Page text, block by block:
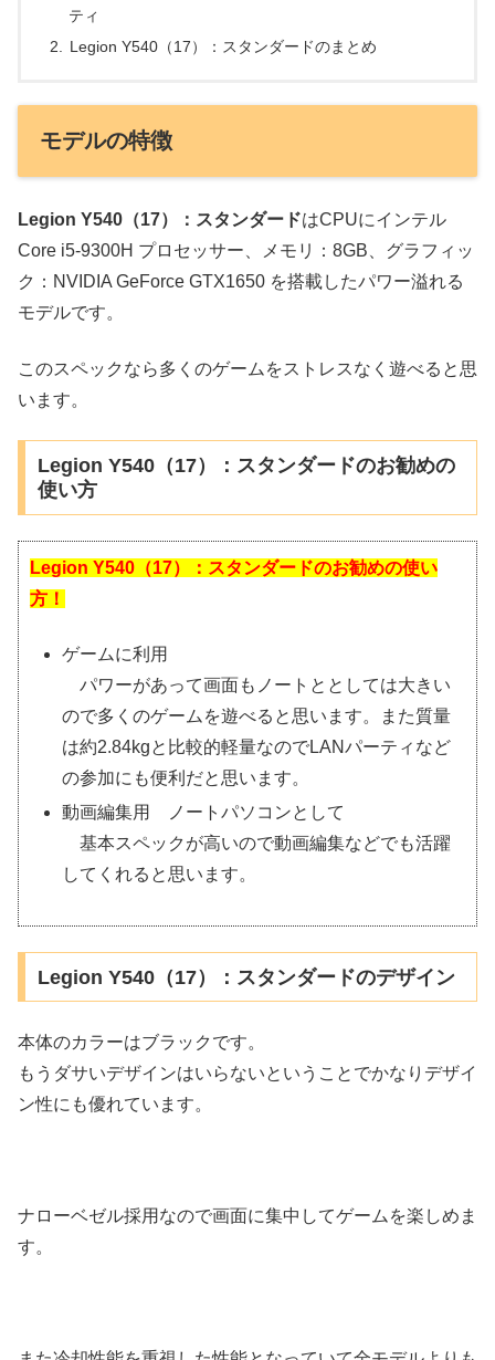
ティ
Legion Y540（17）：スタンダードのまとめ
モデルの特徴
Legion Y540（17）：スタンダードはCPUにインテル
Core i5-9300H プロセッサー、メモリ：8GB、グラフィッ
ク：NVIDIA GeForce GTX1650 を搭載したパワー溢れる
モデルです。
このスペックなら多くのゲームをストレスなく遊べると思
います。
Legion Y540（17）：スタンダードのお勧めの
使い方
Legion Y540（17）：スタンダードのお勧めの使い
方！
ゲームに利用
パワーがあって画面もノートととしては大きい
ので多くのゲームを遊べると思います。また質量
は約2.84kgと比較的軽量なのでLANパーティなど
の参加にも便利だと思います。
動画編集用 ノートパソコンとして
基本スペックが高いので動画編集などでも活躍
してくれると思います。
Legion Y540（17）：スタンダードのデザイン
本体のカラーはブラックです。
もうダサいデザインはいらないということでかなりデザイ
ン性にも優れています。
ナローベゼル採用なので画面に集中してゲームを楽しめま
す。